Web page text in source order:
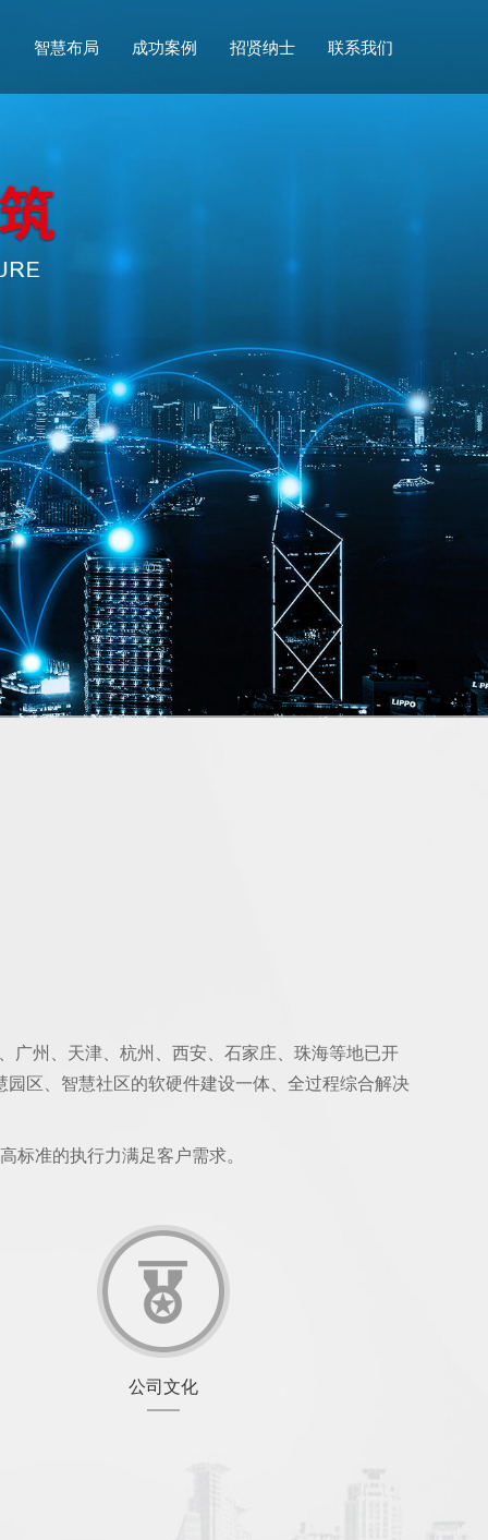
智慧布局 成功案例 招贤纳士 联系我们
广州、天津、杭州、西安、石家庄、珠海等地已开
区、智慧社区的软硬件建设一体、全过程综合解决
准的执行力满足客户需求。
公司文化